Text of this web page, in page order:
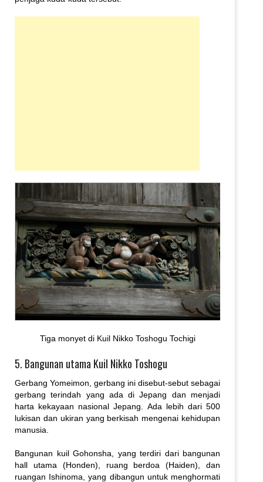
Tiga monyet di Kuil Nikko Toshogu Tochigi
5. Bangunan utama Kuil Nikko Toshogu
Gerbang Yomeimon, gerbang ini disebut-sebut sebagai
gerbang terindah yang ada di Jepang dan menjadi
harta kekayaan nasional Jepang. Ada lebih dari 500
lukisan dan ukiran yang berkisah mengenai kehidupan
manusia.
Bangunan kuil Gohonsha, yang terdiri dari bangunan
hall utama (Honden), ruang berdoa (Haiden), dan
ruangan Ishinoma, yang dibangun untuk menghormati